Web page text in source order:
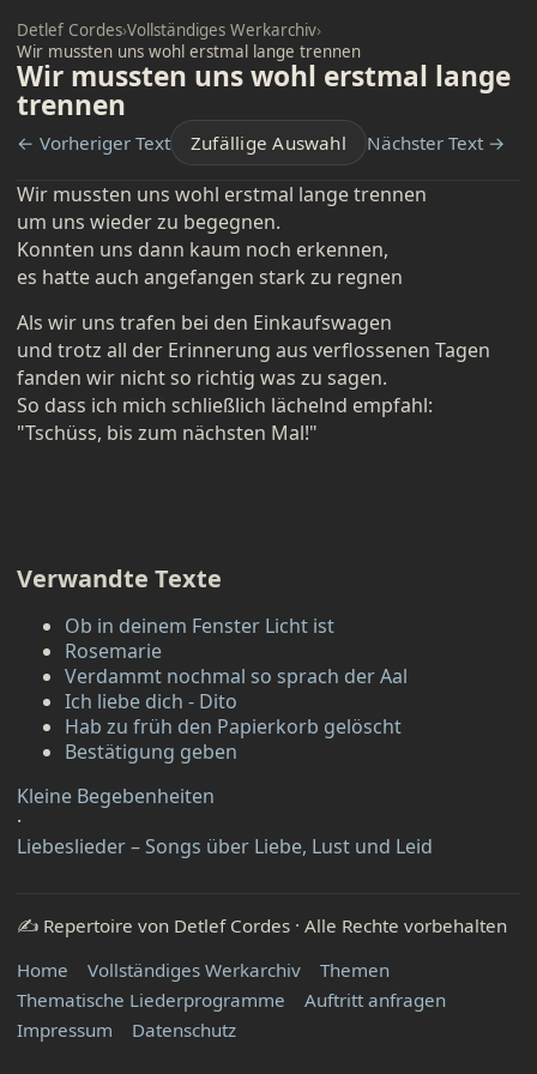
Detlef Cordes›Vollständiges Werkarchiv›
Wir mussten uns wohl erstmal lange trennen
Wir mussten uns wohl erstmal lange
trennen
← Vorheriger Text Zufällige Auswahl Nächster Text →
Wir mussten uns wohl erstmal lange trennen
um uns wieder zu begegnen.
Konnten uns dann kaum noch erkennen,
es hatte auch angefangen stark zu regnen
Als wir uns trafen bei den Einkaufswagen
und trotz all der Erinnerung aus verflossenen Tagen
fanden wir nicht so richtig was zu sagen.
So dass ich mich schließlich lächelnd empfahl:
"Tschüss, bis zum nächsten Mal!"
Verwandte Texte
Ob in deinem Fenster Licht ist
Rosemarie
Verdammt nochmal so sprach der Aal
Ich liebe dich - Dito
Hab zu früh den Papierkorb gelöscht
Bestätigung geben
Kleine Begebenheiten
·
Liebeslieder – Songs über Liebe, Lust und Leid
✍️ Repertoire von Detlef Cordes · Alle Rechte vorbehalten
Home
Vollständiges Werkarchiv
Themen
Thematische Liederprogramme
Auftritt anfragen
Impressum
Datenschutz